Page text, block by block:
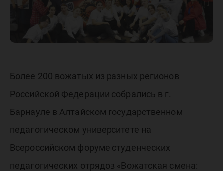
отрядов
смена:
Более 200 вожатых из разных регионов
Российской Федерации собрались в г.
Барнауле в Алтайском государственном
педагогическом университете на
Всероссийском форуме студенческих
педагогических отрядов «Вожатская смена: